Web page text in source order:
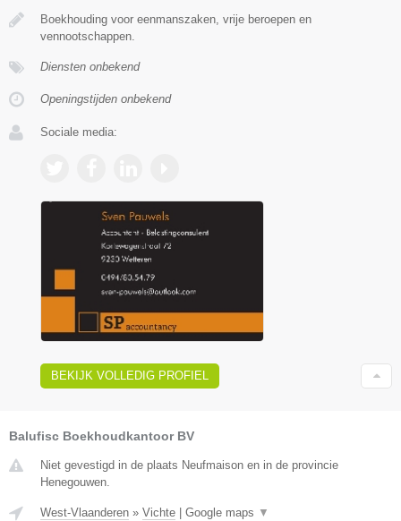
Boekhouding voor eenmanszaken, vrije beroepen en
vennootschappen.
Diensten onbekend
Openingstijden onbekend
Sociale media:
BEKIJK VOLLEDIG PROFIEL
Balufisc Boekhoudkantoor BV
Niet gevestigd in de plaats Neufmaison en in de provincie
Henegouwen.
West-Vlaanderen » Vichte Google maps ▼